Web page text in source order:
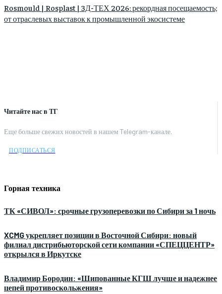
Читайте нас в ТГ
Еще больше свежих новостей в нашем Telegram-канале.
ПОДПИСАТЬСЯ
Горная техника
ТК «СИВОЛ»: срочные грузоперевозки по Сибири за 1 ночь
XCMG укрепляет позиции в Восточной Сибири: новый
филиал дистрибьюторской сети компании «СПЕЦЦЕНТР»
открылся в Иркутске
Владимир Бородин: «Шипованные КГШ лучше и надежнее
цепей противоскольжения»
Rosmould | Rosplast | 3Д-ТЕХ 2026: рекордная посещаемость;
от отраслевых выставок к промышленной экосистеме